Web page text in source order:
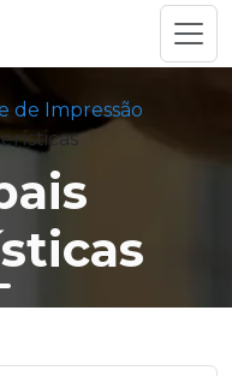
de Impressão